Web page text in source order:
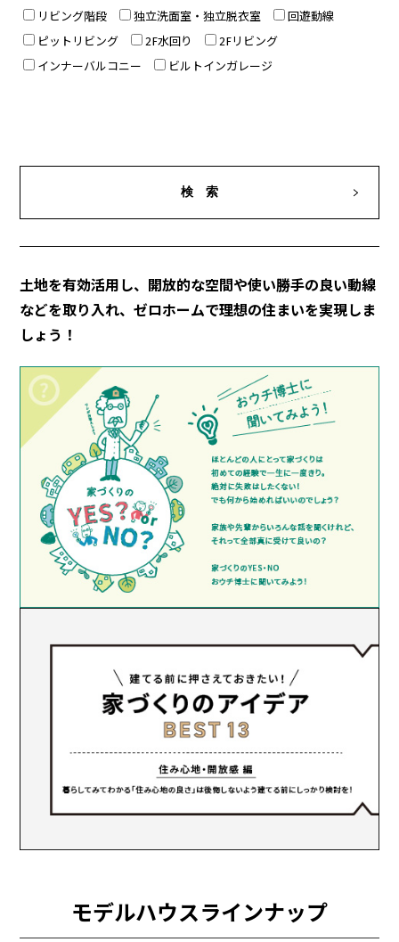
リビング階段 独立洗面室・独立脱衣室
回遊動線
ピットリビング
2F水回り
2Fリビング
インナーバルコニー
ビルトインガレージ
土地を有効活用し、開放的な空間や使い勝手の良い動線
などを取り入れ、ゼロホームで理想の住まいを実現しま
しょう！
モデルハウスラインナップ